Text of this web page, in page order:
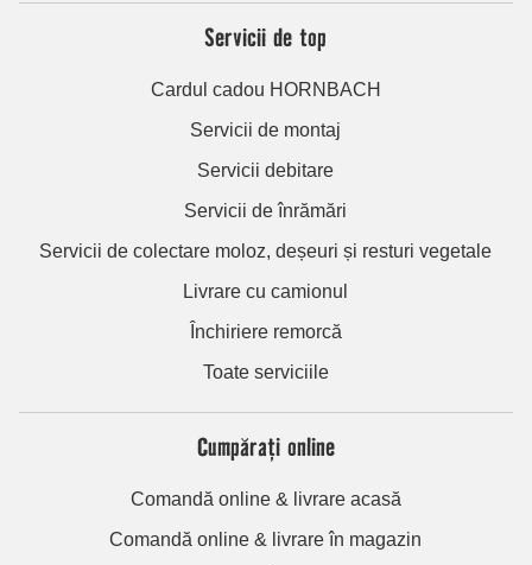
Servicii de top
Cardul cadou HORNBACH
Servicii de montaj
Servicii debitare
Servicii de înrămări
Servicii de colectare moloz, deșeuri și resturi vegetale
Livrare cu camionul
Închiriere remorcă
Toate serviciile
Cumpărați online
Comandă online & livrare acasă
Comandă online & livrare în magazin